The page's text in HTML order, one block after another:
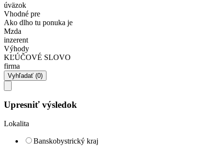
úväzok
Vhodné pre
Ako dlho tu ponuka je
Mzda
inzerent
Výhody
KĽÚČOVÉ SLOVO
firma
Upresniť výsledok
Lokalita
Banskobystrický kraj